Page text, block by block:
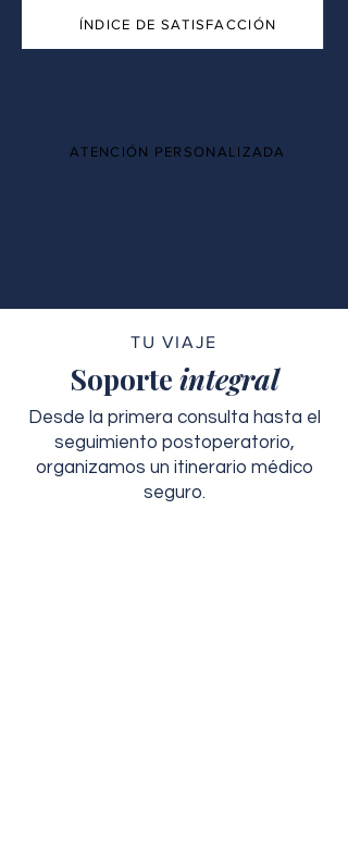
ÍNDICE DE SATISFACCIÓN
ATENCIÓN PERSONALIZADA
TU VIAJE
Soporte integral
Desde la primera consulta hasta el
seguimiento postoperatorio,
organizamos un itinerario médico
seguro.